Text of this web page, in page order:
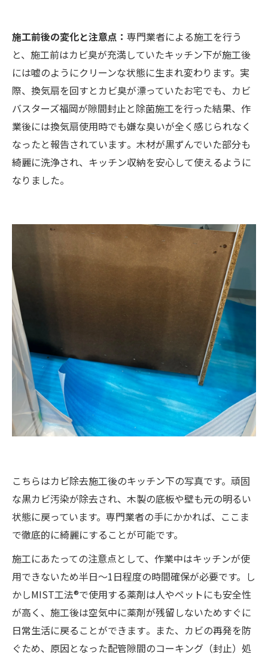
施工前後の変化と注意点： 専門業者による施工を行う
と、施工前はカビ臭が充満していたキッチン下が施工後
には嘘のようにクリーンな状態に生まれ変わります。実
際、換気扇を回すとカビ臭が漂っていたお宅でも、カビ
バスターズ福岡が隙間封止と除菌施工を行った結果、作
業後には換気扇使用時でも嫌な臭いが全く感じられなく
なったと報告されています​。木材が黒ずんでいた部分も
綺麗に洗浄され、キッチン収納を安心して使えるように
なりました。
こちらはカビ除去施工後のキッチン下の写真です。頑固
な黒カビ汚染が除去され、木製の底板や壁も元の明るい
状態に戻っています。専門業者の手にかかれば、ここま
で徹底的に綺麗にすることが可能です。
施工にあたっての注意点として、作業中はキッチンが使
用できないため半日〜1日程度の時間確保が必要です。し
かしMIST工法®で使用する薬剤は人やペットにも安全性
が高く、施工後は空気中に薬剤が残留しないためすぐに
日常生活に戻ることができます​。また、カビの再発を防
ぐため、原因となった配管隙間のコーキング（封止）処